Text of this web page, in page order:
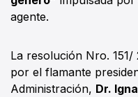
agente.
La resolución Nro.
por el flamante
Administración, Dr.